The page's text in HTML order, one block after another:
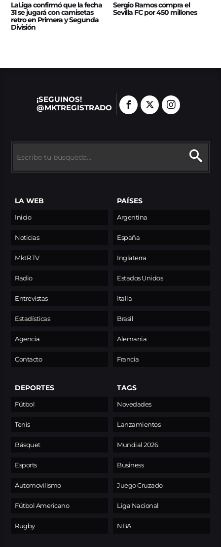
LaLiga confirmó que la fecha
31 se jugará con camisetas
retro en Primera y Segunda
División
Sergio Ramos compra el
Sevilla FC por 450 millones
¡SEGUINOS!
@MKTREGISTRADO
LA WEB
Inicio
Noticias
MktR TV
Radio
Entrevistas
Estadísticas
Agencia
Contacto
PAÍSES
Argentina
España
Inglaterra
Estados Unidos
Italia
Brasil
Alemania
Francia
DEPORTES
Fútbol
Tenis
Básquet
Esports
Automovilismo
Fútbol Americano
Rugby
TAGS
Novedades
Lanzamientos
Mundial 2026
Business
Juego Cruzado
Liga Nacional
NBA